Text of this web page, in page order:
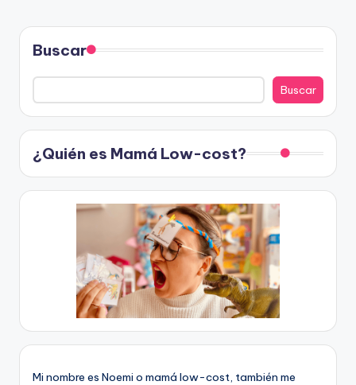
Buscar
Buscar
¿Quién es Mamá Low-cost?
Mi nombre es Noemi o mamá low-cost, también me